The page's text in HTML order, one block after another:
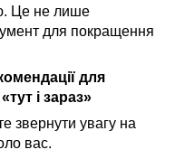
Це не лише
для покращення
для
і зараз»
звернути увагу на
вас.